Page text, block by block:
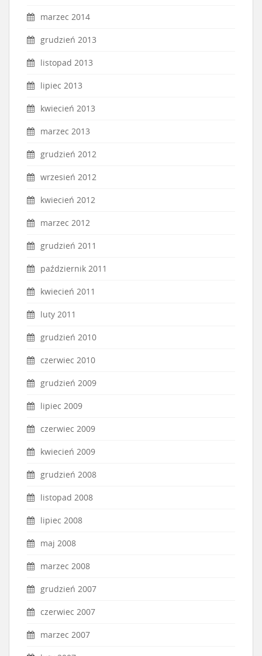
marzec 2014
grudzień 2013
listopad 2013
lipiec 2013
kwiecień 2013
marzec 2013
grudzień 2012
wrzesień 2012
kwiecień 2012
marzec 2012
grudzień 2011
październik 2011
kwiecień 2011
luty 2011
grudzień 2010
czerwiec 2010
grudzień 2009
lipiec 2009
czerwiec 2009
kwiecień 2009
grudzień 2008
listopad 2008
lipiec 2008
maj 2008
marzec 2008
grudzień 2007
czerwiec 2007
marzec 2007